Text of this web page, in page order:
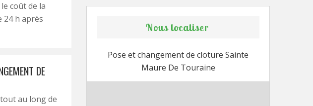
coût de la
24 h après
DE
au long de
Nous localiser
Pose et changement de cloture Sainte
Maure De Touraine